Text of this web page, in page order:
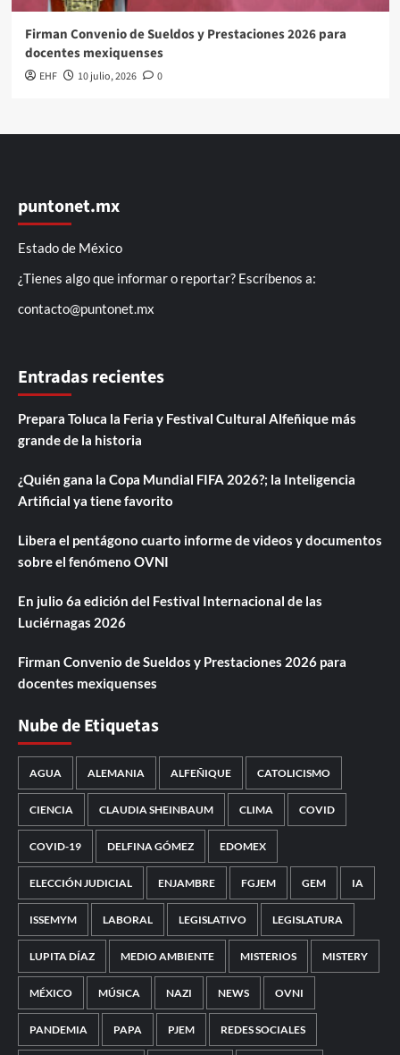
Firman Convenio de Sueldos y Prestaciones 2026 para
docentes mexiquenses
EHF 10 julio, 2026 0
puntonet.mx
Estado de México
¿Tienes algo que informar o reportar? Escríbenos a:
contacto@puntonet.mx
Entradas recientes
Prepara Toluca la Feria y Festival Cultural Alfeñique más
grande de la historia
¿Quién gana la Copa Mundial FIFA 2026?; la Inteligencia
Artificial ya tiene favorito
Libera el pentágono cuarto informe de videos y documentos
sobre el fenómeno OVNI
En julio 6a edición del Festival Internacional de las
Luciérnagas 2026
Firman Convenio de Sueldos y Prestaciones 2026 para
docentes mexiquenses
Nube de Etiquetas
AGUA ALEMANIA ALFEÑIQUE CATOLICISMO
CIENCIA CLAUDIA SHEINBAUM CLIMA COVID
COVID-19 DELFINA GÓMEZ EDOMEX
ELECCIÓN JUDICIAL ENJAMBRE FGJEM GEM IA
ISSEMYM LABORAL LEGISLATIVO LEGISLATURA
LUPITA DÍAZ MEDIO AMBIENTE MISTERIOS MISTERY
MÉXICO MÚSICA NAZI NEWS OVNI
PANDEMIA PAPA PJEM REDES SOCIALES